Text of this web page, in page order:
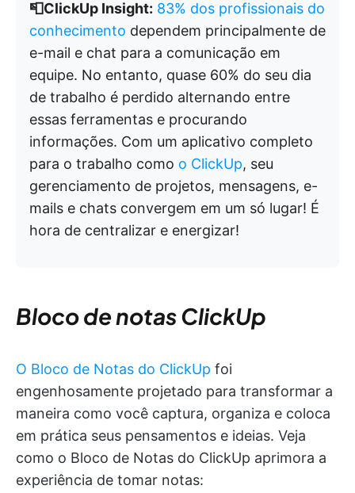
📮ClickUp Insight: 83% dos profissionais do
conhecimento dependem principalmente de
e-mail e chat para a comunicação em
equipe. No entanto, quase 60% do seu dia
de trabalho é perdido alternando entre
essas ferramentas e procurando
informações. Com um aplicativo completo
para o trabalho como o ClickUp, seu
gerenciamento de projetos, mensagens, e-
mails e chats convergem em um só lugar! É
hora de centralizar e energizar!
Bloco de notas ClickUp
O Bloco de Notas do ClickUp foi
engenhosamente projetado para transformar a
maneira como você captura, organiza e coloca
em prática seus pensamentos e ideias. Veja
como o Bloco de Notas do ClickUp aprimora a
experiência de tomar notas: